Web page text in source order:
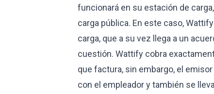
funcionará en su estación de
carga pública. En este caso,
carga, que a su vez llega a un
cuestión. Wattify cobra
que factura, sin embargo, el
con el empleador y también se